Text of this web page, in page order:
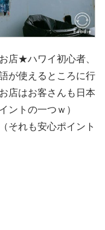
店★ハワイ初心者、
が使えるところに行
店はお客さんも日本
ントの一つｗ）
それも安心ポイント